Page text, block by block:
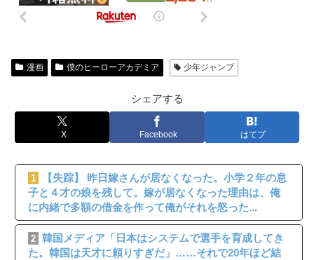
漫画 僕のヒーローアカデミア 少年ジャンプ
シェアする
X Facebook はてブ
1
【失踪】 昨日嫁さんが居なくなった。小学２年の息
子と４才の娘を残して。嫁が居なくなった理由は、俺
に内緒で多額の借金を作って俺がそれを怒った...
2 韓国メディア「日本はシステムで選手を育成してき
た。韓国は天才に頼りすぎだ」……それで20年ほど結